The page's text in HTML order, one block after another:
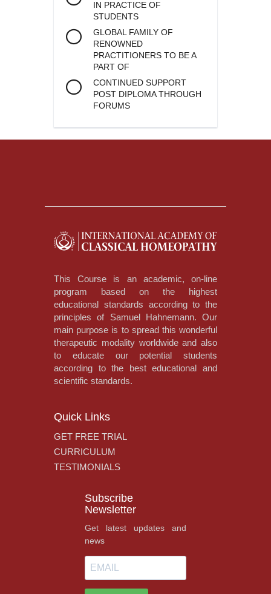
IN PRACTICE OF
STUDENTS
GLOBAL FAMILY OF
RENOWNED
PRACTITIONERS TO BE A
PART OF
CONTINUED SUPPORT
POST DIPLOMA THROUGH
FORUMS
This Course is an academic, on-line
program based on the highest
educational standards according to the
principles of Samuel Hahnemann. Our
main purpose is to spread this wonderful
therapeutic modality worldwide and also
to educate our potential students
according to the best educational and
scientific standards.
Quick Links
GET FREE TRIAL
CURRICULUM
TESTIMONIALS
Subscribe
Newsletter
Get latest updates and
news